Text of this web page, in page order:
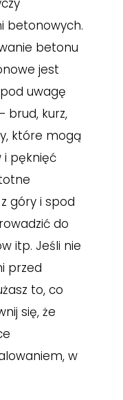
betonowych.
betonu
jest
uwagę
kurz,
które mogą
i pęknięć
góry i spod
do
itp. Jeśli nie
przed
to, co
się, że
w